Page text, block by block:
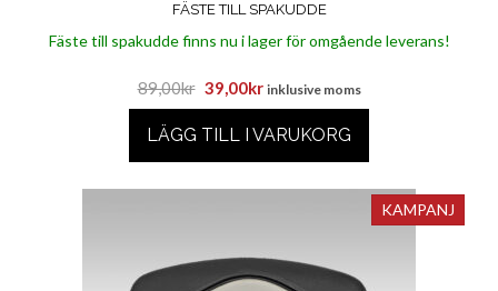
FÄSTE TILL SPAKUDDE
Fäste till spakudde finns nu i lager för omgående leverans!
89,00kr Det
ursprungliga
priset
var:
89,00kr.
39,00krDet
nuvarande
priset
är:
39,00kr.
inklusive moms
LÄGG TILL I VARUKORG
KAMPANJ